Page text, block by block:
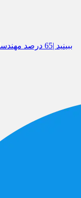
ببینید |65 درصد مهندسان کشاورزی بیکارند یا شغل تخصصی ندارند